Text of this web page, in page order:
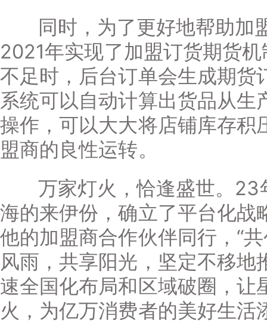
同时，为了更好地帮助加
2021年实现了加盟订货期货
不足时，后台订单会生成期货
系统可以自动计算出货品从生
操作，可以大大将店铺库存积
盟商的良性运转。
万家灯火，恰逢盛世。23
海的来伊份，确立了平台化战
他的加盟商合作伙伴同行，“
风雨，共享阳光，坚定不移地
速全国化布局和区域破圈，让
火，为亿万消费者的美好生活